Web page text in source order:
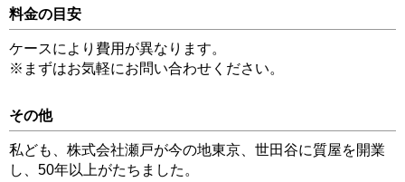
料金の目安
ケースにより費用が異なります。
※まずはお気軽にお問い合わせください。
その他
私ども、株式会社瀬戸が今の地東京、世田谷に質屋を開業
し、50年以上がたちました。